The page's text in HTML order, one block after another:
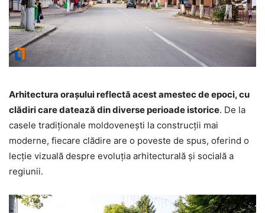
Arhitectura orașului reflectă acest amestec de epoci, cu
clădiri care datează din diverse perioade istorice. De la
casele tradiționale moldovenești la construcții mai
moderne, fiecare clădire are o poveste de spus, oferind o
lecție vizuală despre evoluția arhitecturală și socială a
regiunii.